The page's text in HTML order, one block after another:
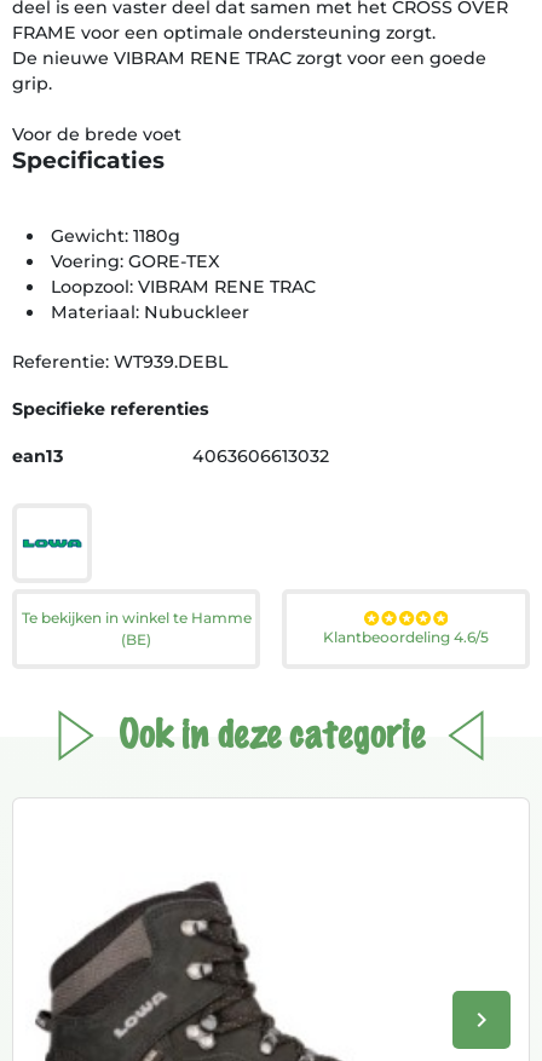
deel is een vaster deel dat samen met het CROSS OVER
FRAME voor een optimale onder­steuning zorgt.
De nieuwe VIBRAM RENE TRAC zorgt voor een goede
grip.
Voor de brede voet
Specificaties
Gewicht: 1180g
Voering: GORE-TEX
Loopzool: VIBRAM RENE TRAC
Materiaal: Nubuckleer
Referentie: WT939.DEBL
Specifieke referenties
ean13 4063606613032
Te bekijken in winkel te Hamme
(BE)
Klantbeoordeling 4.6/5
Ook in deze categorie
keyboard_arrow_right